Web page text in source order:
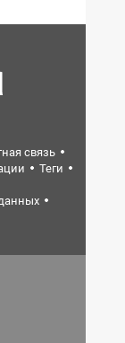
связь
Теги